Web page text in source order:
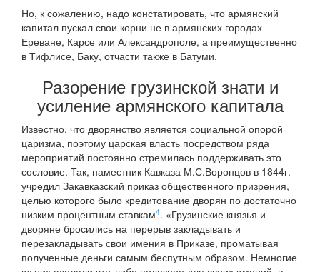
Но, к сожалению, надо констатировать, что армянский
капитал пускал свои корни не в армянских городах –
Ереване, Карсе или Александрополе, а преимущественно
в Тифлисе, Баку, отчасти также в Батуми.
Разорение грузинской знати и
усиление армянского капитала
Известно, что дворянство является социальной опорой
царизма, поэтому царская власть посредством ряда
мероприятий постоянно стремилась поддерживать это
сословие. Так, наместник Кавказа М.С.Воронцов в 1844г.
учредил Закавказский приказ общественного призрения,
целью которого было кредитование дворян по достаточно
низким процентным ставкам4. «Грузинские князья и
дворяне бросились на перерыв закладывать и
перезакладывать свои имения в Приказе, проматывая
полученные деньги самым беспутным образом. Немногие